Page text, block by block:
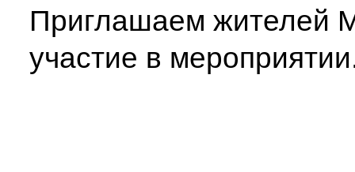
Приглашаем жителей
участие в